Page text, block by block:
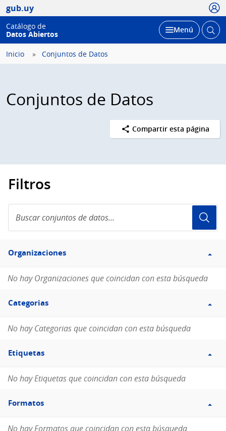
gub.uy
Catálogo de
Datos Abiertos
Desplegar
Menú Abrir
Inicio Conjuntos de Datos
Conjuntos de Datos
Compartir esta página
Filtros
conjuntos
de
Filtro
Organizaciones
Organizaciones
No hay Organizaciones que coincidan con esta búsqueda
Filtro
Categorias
Categorias
No hay Categorias que coincidan con esta búsqueda
Filtro
Etiquetas
Etiquetas
No hay Etiquetas que coincidan con esta búsqueda
Filtro
Formatos
Formatos
No hay Formatos que coincidan con esta búsqueda